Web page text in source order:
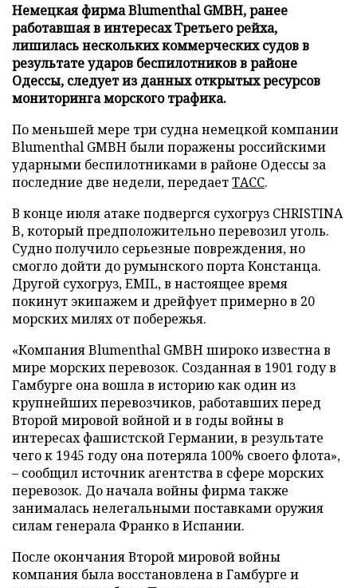
Немецкая фирма Blumenthal GMBH, ранее
работавшая в интересах Третьего рейха,
лишилась нескольких коммерческих судов в
результате ударов беспилотников в районе
Одессы, следует из данных открытых ресурсов
мониторинга морского трафика.
По меньшей мере три судна немецкой компании
Blumenthal GMBH были поражены российскими
ударными беспилотниками в районе Одессы за
последние две недели, передаетТАСС.
В конце июля атаке подвергся сухогруз CHRISTINA
B, который предположительно перевозил уголь.
Судно получило серьезные повреждения, но
смогло дойти до румынского порта Констанца.
Другой сухогруз, EMIL, в настоящее время
покинут экипажем и дрейфует примерно в 20
морских милях от побережья.
«Компания Blumenthal GMBH широко известна в
мире морских перевозок. Созданная в 1901 году в
Гамбурге она вошла в историю как один из
крупнейших перевозчиков, работавших перед
Второй мировой войной и в годы войны в
интересах фашистской Германии, в результате
чего к 1945 году она потеряла 100% своего флота»,
– сообщил источник агентства в сфере морских
перевозок. До начала войны фирма также
занималась нелегальными поставками оружия
силам генерала Франко в Испании.
После окончания Второй мировой войны
компания была восстановлена в Гамбурге и